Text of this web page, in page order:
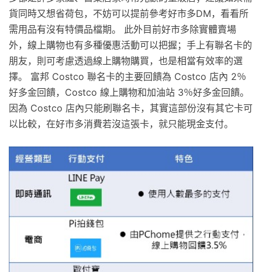
貨同時又想省荷包，不妨可以提前參考好市多DM，看看所
需用品有沒有特價品檔期。 此外目前好市多除實體賣場
外，線上購物也有多種優惠活動可以把握；手上有聯名卡的
朋友，則可考慮透過線上購物購買，也是相當有效率的選
擇。 富邦 Costco 聯名卡的主要回饋為 Costco 店內 2％
好多金回饋，Costco 線上購物和加油站 3％好多金回饋。
因為 Costco 店內只能刷聯名卡，其實這部份沒有其它卡可
以比較，在好市多消費若沒這張卡，就只能現金支付。